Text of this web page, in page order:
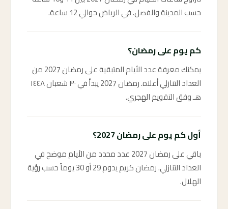
حسب المدينة والفصل. في الرياض حوالي 12 ساعة.
كم يوم على رمضان؟
يمكنك معرفة عدد الأيام المتبقية على رمضان 2027 من
العداد التنازلي أعلاه. رمضان 2027 يبدأ في ٣٠ شعبان ١٤٤٨
هـ وفق التقويم الهجري.
أول كم يوم على رمضان 2027؟
باقي على رمضان 2027 عدد محدد من الأيام موضح في
العداد التنازلي. رمضان كريم يدوم 29 أو 30 يوماً حسب رؤية
الهلال.